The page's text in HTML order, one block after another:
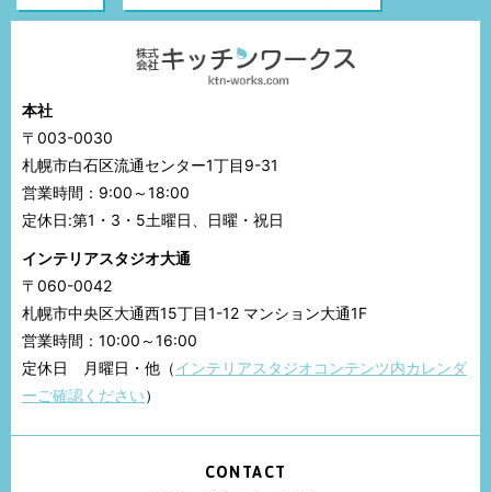
本社
〒003-0030
札幌市白石区流通センター1丁目9-31
営業時間：9:00～18:00
定休日:第1・3・5土曜日、日曜・祝日
インテリアスタジオ大通
〒060-0042
札幌市中央区大通西15丁目1-12 マンション大通1F
営業時間：10:00～16:00
定休日 月曜日・他（インテリアスタジオコンテンツ内カレンダ
ーご確認ください）
CONTACT